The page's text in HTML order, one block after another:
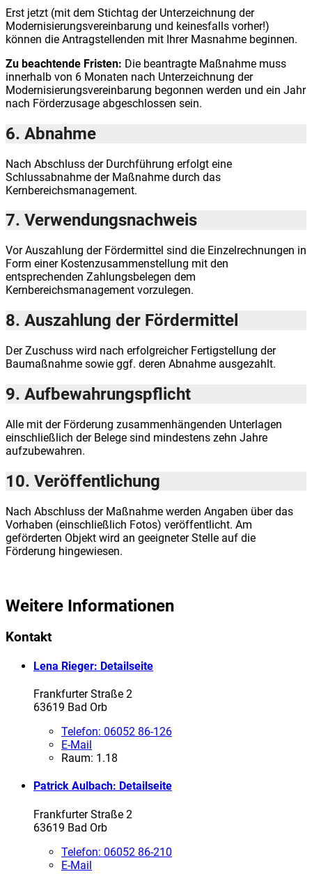
Erst jetzt (mit dem Stichtag der Unterzeichnung der
Modernisierungsvereinbarung und keinesfalls vorher!)
können die Antragstellenden mit Ihrer Masnahme beginnen.
Zu beachtende Fristen: Die beantragte Maßnahme muss
innerhalb von 6 Monaten nach Unterzeichnung der
Modernisierungsvereinbarung begonnen werden und ein Jahr
nach Förderzusage abgeschlossen sein.
6. Abnahme
Nach Abschluss der Durchführung erfolgt eine
Schlussabnahme der Maßnahme durch das
Kernbereichsmanagement.
7. Verwendungsnachweis
Vor Auszahlung der Fördermittel sind die Einzelrechnungen in
Form einer Kostenzusammenstellung mit den
entsprechenden Zahlungsbelegen dem
Kernbereichsmanagement vorzulegen.
8. Auszahlung der Fördermittel
Der Zuschuss wird nach erfolgreicher Fertigstellung der
Baumaßnahme sowie ggf. deren Abnahme ausgezahlt.
9. Aufbewahrungspflicht
Alle mit der Förderung zusammenhängenden Unterlagen
einschließlich der Belege sind mindestens zehn Jahre
aufzubewahren.
10. Veröffentlichung
Nach Abschluss der Maßnahme werden Angaben über das
Vorhaben (einschließlich Fotos) veröffentlicht. Am
geförderten Objekt wird an geeigneter Stelle auf die
Förderung hingewiesen.
Weitere Informationen
Kontakt
Lena Rieger: Detailseite
Frankfurter Straße 2
63619 Bad Orb
Telefon: 06052 86-126
E-Mail
Raum: 1.18
Patrick Aulbach: Detailseite
Frankfurter Straße 2
63619 Bad Orb
Telefon: 06052 86-210
E-Mail